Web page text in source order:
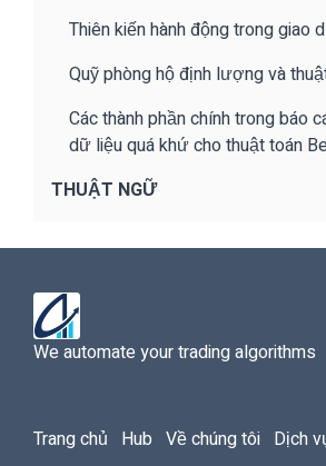
Thiên kiến hành động trong giao
Quỹ phòng hộ định lượng và
Các thành phần chính trong báo
dữ liệu quá khứ cho thuật toán
THUẬT NGỮ
We automate your trading algorithms
Trang chủ Hub Về chúng tôi Dịch